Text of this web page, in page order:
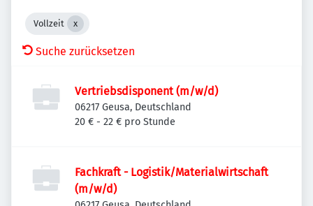
Vollzeit
Suche zurücksetzen
Vertriebsdisponent (m/w/d)
06217 Geusa, Deutschland
20 € - 22 € pro Stunde
Fachkraft - Logistik/Materialwirtschaft
(m/w/d)